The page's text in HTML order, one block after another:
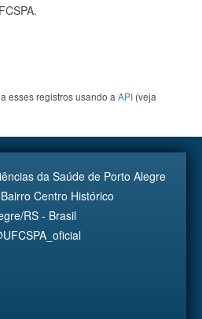
esses registros usando a API (veja
da Saúde de Porto Alegre
Centro Histórico
RS - Brasil